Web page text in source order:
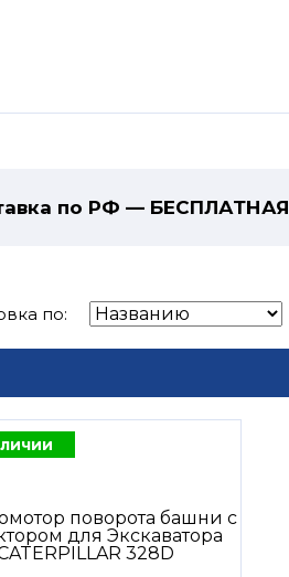
по РФ — БЕСПЛАТНАЯ
по: